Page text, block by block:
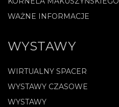
WAŻNE INFORMACJE
WYSTAWY
WIRTUALNY SPACER
WYSTAWY CZASOWE
WYSTAWY